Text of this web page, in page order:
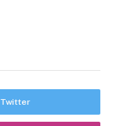
Twitter